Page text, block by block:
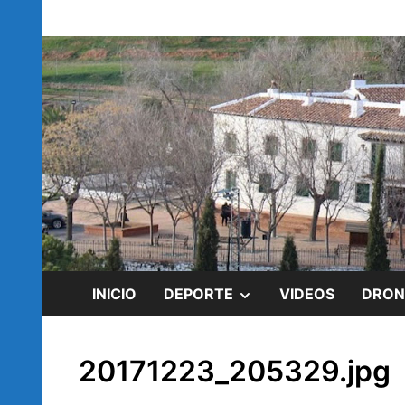
al
contenido
INICIO DEPORTE MOSTRAR
SUBMENÚ
VIDEOS DRON
20171223_205329.jpg